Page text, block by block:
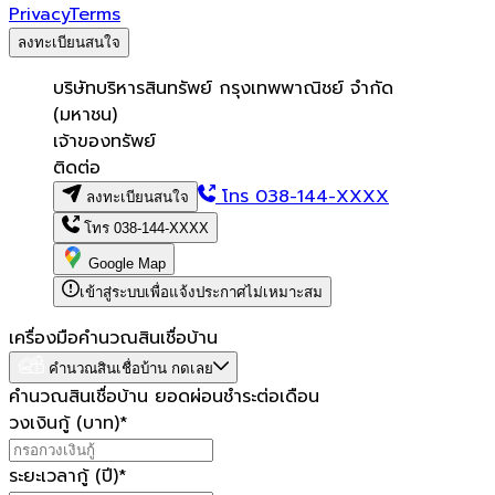
PrivacyTerms
ลงทะเบียนสนใจ
บริษัทบริหารสินทรัพย์ กรุงเทพพาณิชย์ จำกัด
(มหาชน)
เจ้าของทรัพย์
ติดต่อ
ลงทะเบียนสนใจ โทร038-144-XXXX
โทร 038-144-XXXX
Google Map
เข้าสู่ระบบเพื่อแจ้งประกาศไม่เหมาะสม
เครื่องมือคำนวณสินเชื่อบ้าน
คำนวณสินเชื่อบ้าน กดเลย
คำนวณสินเชื่อบ้าน ยอดผ่อนชำระต่อเดือน
วงเงินกู้ (บาท)*
ระยะเวลากู้ (ปี)*